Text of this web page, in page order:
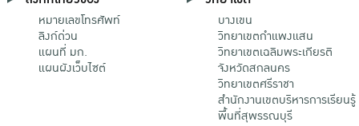
หมายเลขโทรศัพท์
ลิงก์ด่วน
แผนที่ มก.
แผนผังเว็บไซต์
บางเขน
วิทยาเขตกําแพงแสน
วิทยาเขตเฉลิมพระเกียรติ
จังหวัดสกลนคร
วิทยาเขตศรีราชา
สำนักงานเขตบริหารการเรียนรู้
พื้นที่สุพรรณบุรี